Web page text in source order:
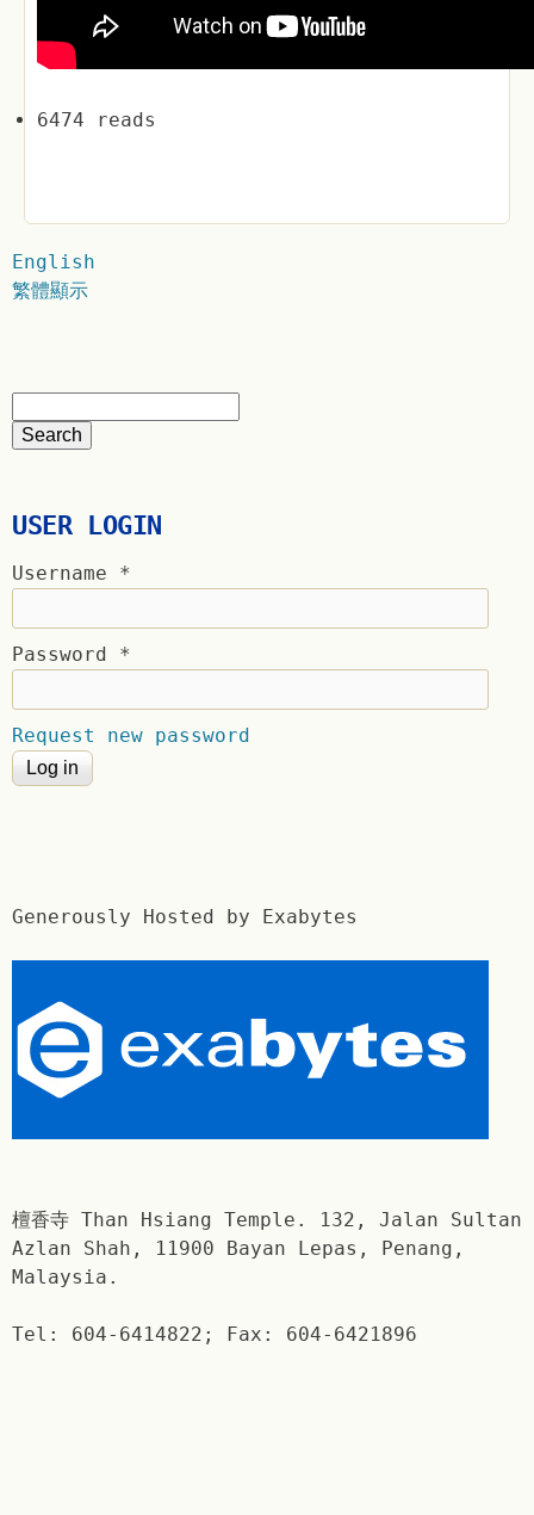
6474 reads
English
繁體顯示
USER LOGIN
Username *
Password *
Request new password
Generously Hosted by Exabytes
檀香寺 Than Hsiang Temple. 132, Jalan Sultan
Azlan Shah, 11900 Bayan Lepas, Penang,
Malaysia.
Tel: 604-6414822; Fax: 604-6421896